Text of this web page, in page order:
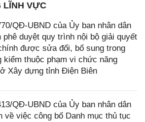
LĨNH VỰC
QĐ-UBND của Ủy ban nhân dân
phê duyệt quy trình nội bộ giải quyết
được sửa đổi, bổ sung trong
thuộc phạm vi chức năng
Xây dựng tỉnh Điện Biên
QĐ-UBND của Ủy ban nhân dân
về việc công bố Danh mục thủ tục